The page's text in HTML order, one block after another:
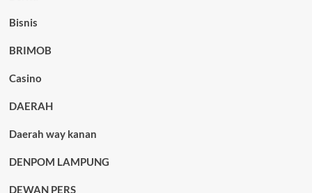
Bisnis
BRIMOB
Casino
DAERAH
Daerah way kanan
DENPOM LAMPUNG
DEWAN PERS